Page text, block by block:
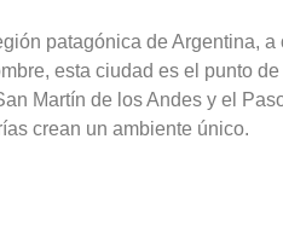
en lagos cristalinos
paisajes de ensueño.
patagónica de Argentina,
esta ciudad es el punto
Martín de los Andes y el
crean un ambiente único.